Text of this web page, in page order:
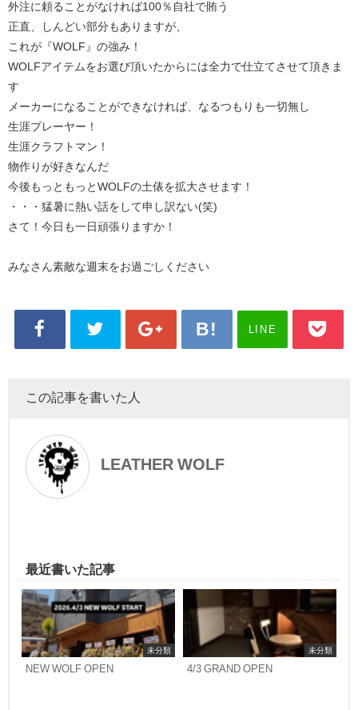
外注に頼ることがなければ100％自社で賄う
正直、しんどい部分もありますが、
これが『WOLF』の強み！
WOLFアイテムをお選び頂いたからには全力で仕立てさせて頂きま
す
メーカーになることができなければ、なるつもりも一切無し
生涯プレーヤー！
生涯クラフトマン！
物作りが好きなんだ
今後もっともっとWOLFの土俵を拡大させます！
・・・猛暑に熱い話をして申し訳ない(笑)
さて！今日も一日頑張りますか！
みなさん素敵な週末をお過ごしください
LINE
この記事を書いた人
LEATHER WOLF
最近書いた記事
未分類
NEW WOLF OPEN
未分類
4/3 GRAND OPEN